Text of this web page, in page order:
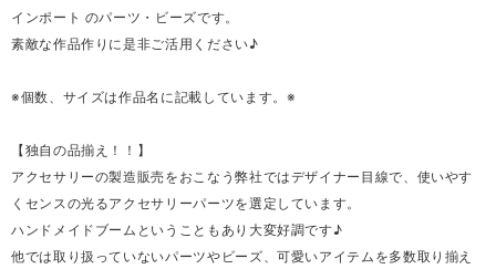
インポート のパーツ・ビーズです。
素敵な作品作りに是非ご活用ください♪
※個数、サイズは作品名に記載しています。※
【独自の品揃え！！】
アクセサリーの製造販売をおこなう弊社ではデザイナー目線で、使いやす
くセンスの光るアクセサリーパーツを選定しています。
ハンドメイドブームということもあり大変好調です♪
他では取り扱っていないパーツやビーズ、可愛いアイテムを多数取り揃え